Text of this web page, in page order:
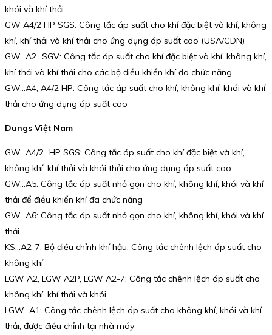
khói và khí thải
GW A4/2 HP SGS: Công tắc áp suất cho khí đặc biệt và khí, không
khí, khí thải và khí thải cho ứng dụng áp suất cao (USA/CDN)
GW…A2…SGV: Công tắc áp suất cho khí đặc biệt và khí, không khí,
khí thải và khí thải cho các bộ điều khiển khí đa chức năng
GW…A4, A4/2 HP: Công tắc áp suất cho khí, không khí, khói và khí
thải cho ứng dụng áp suất cao
Dungs Việt Nam
GW…A4/2…HP SGS: Công tắc áp suất cho khí đặc biệt và khí,
không khí, khí thải và khói thải cho ứng dụng áp suất cao
GW…A5: Công tắc áp suất nhỏ gọn cho khí, không khí, khói và khí
thải để điều khiển khí đa chức năng
GW…A6: Công tắc áp suất nhỏ gọn cho khí, không khí, khói và khí
thải
KS…A2-7: Bộ điều chỉnh khí hậu, Công tắc chênh lệch áp suất cho
không khí
LGW A2, LGW A2P, LGW A2-7: Công tắc chênh lệch áp suất cho
không khí, khí thải và khói
LGW…A1: Công tắc chênh lệch áp suất cho không khí, khói và khí
thải, được điều chỉnh tại nhà máy